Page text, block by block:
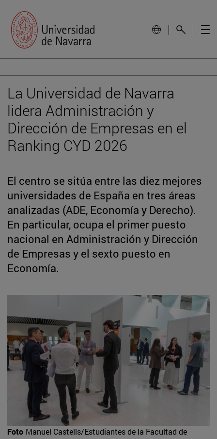
La Universidad de Navarra
lidera Administración y
Dirección de Empresas en el
Ranking CYD 2026
El centro se sitúa entre las diez mejores
universidades de España en tres áreas
analizadas (ADE, Economía y Derecho).
En particular, ocupa el primer puesto
nacional en Administración y Dirección
de Empresas y el sexto puesto en
Economía.
Foto Manuel Castells/Estudiantes de la Facultad de